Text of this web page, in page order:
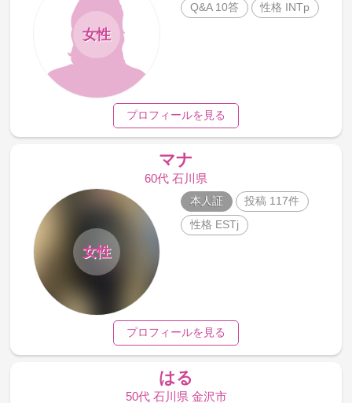
女性
Q&A 10答
性格 INTp
プロフィールを見る
マナ
60代 石川県
女性
本人証
投稿 117件
性格 ESTj
プロフィールを見る
はる
50代 石川県 金沢市